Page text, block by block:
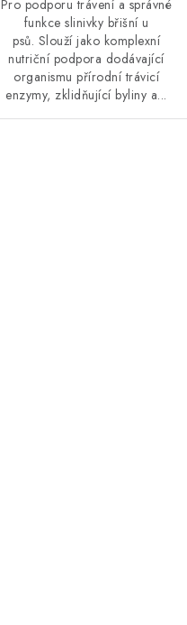
Pro podporu trávení a správné
funkce slinivky břišní u
psů. Slouží jako komplexní
nutriční podpora dodávající
organismu přírodní trávicí
enzymy, zklidňující byliny a...